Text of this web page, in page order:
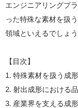
エンジニアリングプ
った特殊な素材を扱
領域といえるでしょう
【目次】
1. 特殊素材を扱う成
2. 射出成形における
3. 産業界を支える成